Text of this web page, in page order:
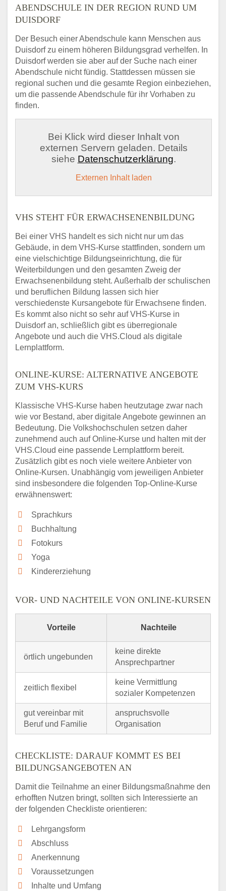
ABENDSCHULE IN DER REGION RUND UM
DUISDORF
Der Besuch einer Abendschule kann Menschen aus
Duisdorf zu einem höheren Bildungsgrad verhelfen. In
Duisdorf werden sie aber auf der Suche nach einer
Abendschule nicht fündig. Stattdessen müssen sie
regional suchen und die gesamte Region einbeziehen,
um die passende Abendschule für ihr Vorhaben zu
finden.
Bei Klick wird dieser Inhalt von
externen Servern geladen. Details
siehe Datenschutzerklärung.
Externen Inhalt laden
VHS STEHT FÜR ERWACHSENENBILDUNG
Bei einer VHS handelt es sich nicht nur um das
Gebäude, in dem VHS-Kurse stattfinden, sondern um
eine vielschichtige Bildungseinrichtung, die für
Weiterbildungen und den gesamten Zweig der
Erwachsenenbildung steht. Außerhalb der schulischen
und beruflichen Bildung lassen sich hier
verschiedenste Kursangebote für Erwachsene finden.
Es kommt also nicht so sehr auf VHS-Kurse in
Duisdorf an, schließlich gibt es überregionale
Angebote und auch die VHS.Cloud als digitale
Lernplattform.
ONLINE-KURSE: ALTERNATIVE ANGEBOTE
ZUM VHS-KURS
Klassische VHS-Kurse haben heutzutage zwar nach
wie vor Bestand, aber digitale Angebote gewinnen an
Bedeutung. Die Volkshochschulen setzen daher
zunehmend auch auf Online-Kurse und halten mit der
VHS.Cloud eine passende Lernplattform bereit.
Zusätzlich gibt es noch viele weitere Anbieter von
Online-Kursen. Unabhängig vom jeweiligen Anbieter
sind insbesondere die folgenden Top-Online-Kurse
erwähnenswert:
Sprachkurs
Buchhaltung
Fotokurs
Yoga
Kindererziehung
VOR- UND NACHTEILE VON ONLINE-KURSEN
Vorteile Nachteile
örtlich ungebunden
keine direkte
Ansprechpartner
zeitlich flexibel
keine Vermittlung
sozialer Kompetenzen
gut vereinbar mit
Beruf und Familie
anspruchsvolle
Organisation
CHECKLISTE: DARAUF KOMMT ES BEI
BILDUNGSANGEBOTEN AN
Damit die Teilnahme an einer Bildungsmaßnahme den
erhofften Nutzen bringt, sollten sich Interessierte an
der folgenden Checkliste orientieren:
Lehrgangsform
Abschluss
Anerkennung
Voraussetzungen
Inhalte und Umfang